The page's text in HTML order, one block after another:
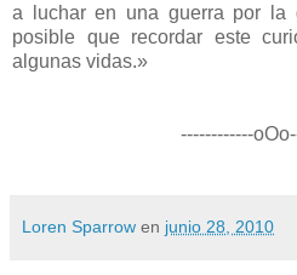
a luchar en una guerra por la
posible que recordar este
algunas vidas.»
------------
Loren Sparrow en junio 28, 2010